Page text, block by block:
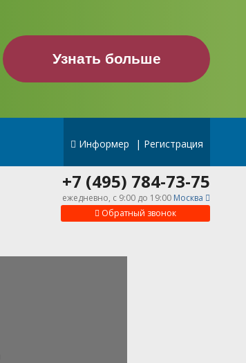
Узнать больше
Информер | Регистрация
Обратный звонок
+7 (495) 784-73-75
ежедневно, c 9:00 до 19:00 Москва